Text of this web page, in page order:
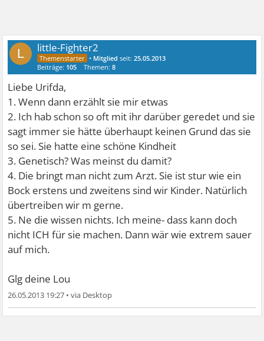
L little-Fighter2
• Mitglied seit:25.05.2013
Beiträge: 105 Themen:8
Liebe Urifda,
1. Wenn dann erzählt sie mir etwas
2. Ich hab schon so oft mit ihr darüber geredet und sie
sagt immer sie hätte überhaupt keinen Grund das sie
so sei. Sie hatte eine schöne Kindheit
3. Genetisch? Was meinst du damit?
4. Die bringt man nicht zum Arzt. Sie ist stur wie ein
Bock erstens und zweitens sind wir Kinder. Natürlich
übertreiben wir m gerne.
5. Ne die wissen nichts. Ich meine- dass kann doch
nicht ICH für sie machen. Dann wär wie extrem sauer
auf mich.
Glg deine Lou
26.05.2013 19:27 •